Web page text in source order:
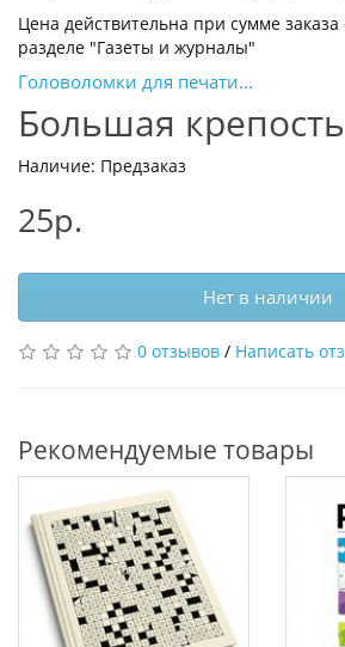
Цена действительна при сумме заказа
разделе "Газеты и журналы"
Головоломки для печати...
Большая крепость
Наличие: Предзаказ
25р.
Нет в наличии
0 отзывов / Написать
Рекомендуемые товары